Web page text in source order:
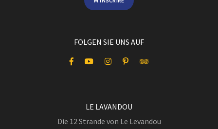
FOLGEN SIE UNS AUF
LE LAVANDOU
Die 12 Strände von Le Levandou